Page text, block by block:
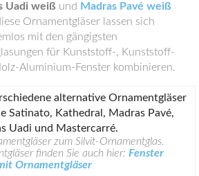
Uadi weiß und Madras Pavé weiß
Ornamentgläser lassen sich
mit den gängigsten
für Kunststoff-, Kunststoff-
Aluminium-Fenster kombinieren.
zum Silvit-Ornamentglas.
finden Sie auch hier:Fenster
Ornamentgläser